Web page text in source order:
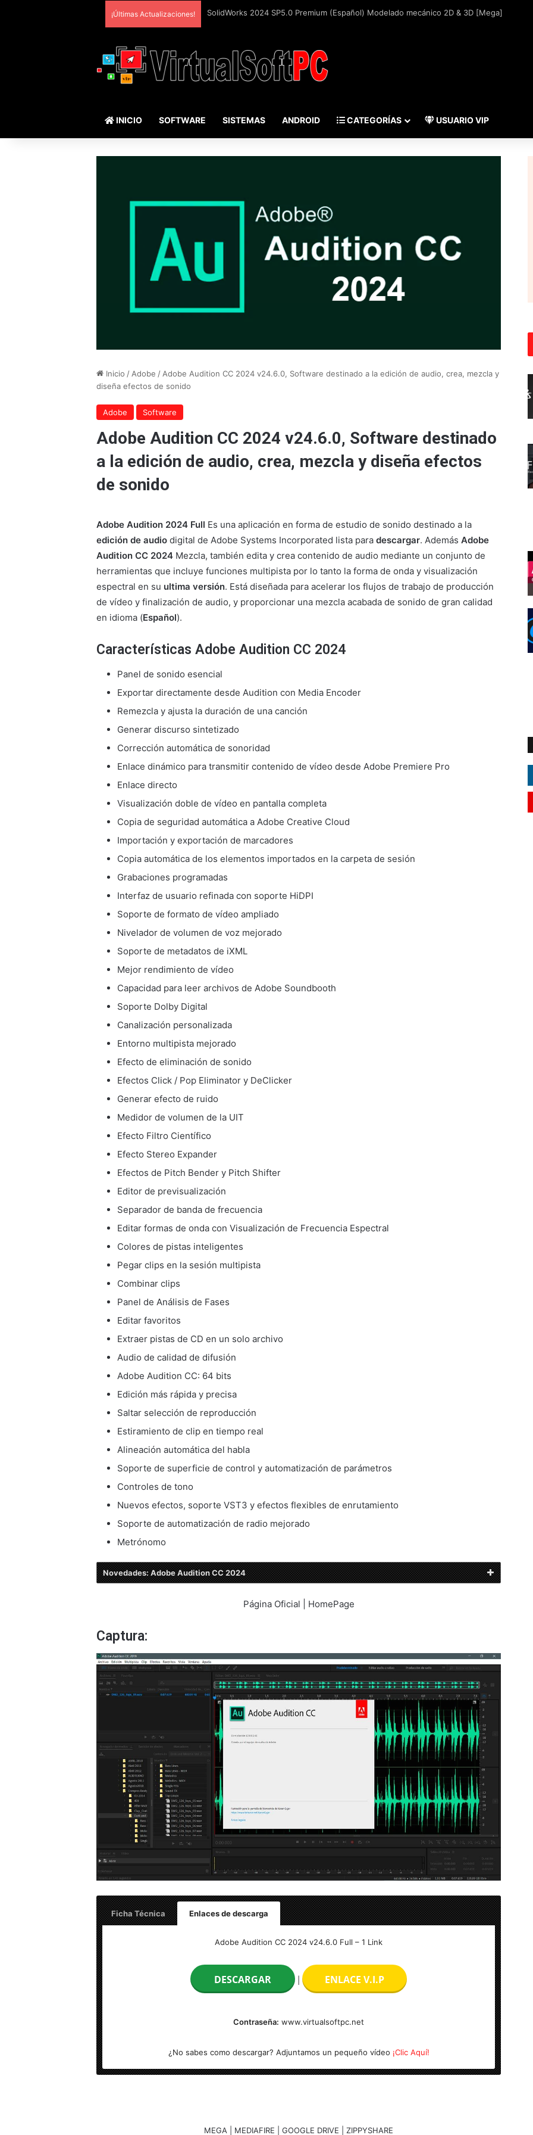
¡Últimas Actualizaciones!
INICIO SOFTWARE SISTEMAS ANDROID CATEGORÍAS USUARIO VIP
Inicio /Adobe /Adobe Audition CC 2024 v24.6.0, Software destinado a la edición de audio, crea, mezcla y
diseña efectos de sonido
Adobe Software
Adobe Audition CC 2024 v24.6.0, Software destinado
a la edición de audio, crea, mezcla y diseña efectos
de sonido
Adobe Audition 2024 Full Es una aplicación en forma de estudio de sonido destinado a la
edición de audio digital de Adobe Systems Incorporated lista para descargar. Además Adobe
Audition CC 2024 Mezcla, también edita y crea contenido de audio mediante un conjunto de
herramientas que incluye funciones multipista por lo tanto la forma de onda y visualización
espectral en su ultima versión. Está diseñada para acelerar los flujos de trabajo de producción
de vídeo y finalización de audio, y proporcionar una mezcla acabada de sonido de gran calidad
en idioma (Español).
Características Adobe Audition CC 2024
Panel de sonido esencial
Exportar directamente desde Audition con Media Encoder
Remezcla y ajusta la duración de una canción
Generar discurso sintetizado
Corrección automática de sonoridad
Enlace dinámico para transmitir contenido de vídeo desde Adobe Premiere Pro
Enlace directo
Visualización doble de vídeo en pantalla completa
Copia de seguridad automática a Adobe Creative Cloud
Importación y exportación de marcadores
Copia automática de los elementos importados en la carpeta de sesión
Grabaciones programadas
Interfaz de usuario refinada con soporte HiDPI
Soporte de formato de vídeo ampliado
Nivelador de volumen de voz mejorado
Soporte de metadatos de iXML
Mejor rendimiento de vídeo
Capacidad para leer archivos de Adobe Soundbooth
Soporte Dolby Digital
Canalización personalizada
Entorno multipista mejorado
Efecto de eliminación de sonido
Efectos Click / Pop Eliminator y DeClicker
Generar efecto de ruido
Medidor de volumen de la UIT
Efecto Filtro Científico
Efecto Stereo Expander
Efectos de Pitch Bender y Pitch Shifter
Editor de previsualización
Separador de banda de frecuencia
Editar formas de onda con Visualización de Frecuencia Espectral
Colores de pistas inteligentes
Pegar clips en la sesión multipista
Combinar clips
Panel de Análisis de Fases
Editar favoritos
Extraer pistas de CD en un solo archivo
Audio de calidad de difusión
Adobe Audition CC: 64 bits
Edición más rápida y precisa
Saltar selección de reproducción
Estiramiento de clip en tiempo real
Alineación automática del habla
Soporte de superficie de control y automatización de parámetros
Controles de tono
Nuevos efectos, soporte VST3 y efectos flexibles de enrutamiento
Soporte de automatización de radio mejorado
Metrónomo
Novedades: Adobe Audition CC 2024
Página Oficial | HomePage
Captura:
Ficha Técnica Enlaces de descarga
Español (Multilenguaje)
Windows
Pre-Active
Adobe Audition CC 2024 v24.6.0 Full – 1 Link
DESCARGAR ENLACE V.I.P
Contraseña: www.virtualsoftpc.net
¿No sabes como descargar? Adjuntamos un pequeño vídeo ¡Clic Aquí!
MEGA | MEDIAFIRE | GOOGLE DRIVE | ZIPPYSHARE